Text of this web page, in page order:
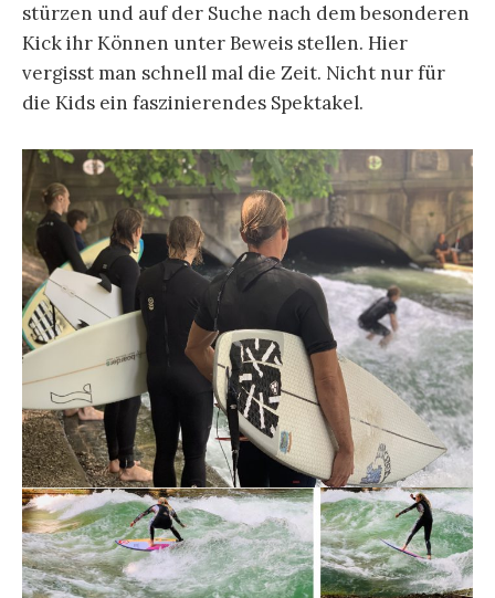
stürzen und auf der Suche nach dem besonderen
Kick ihr Können unter Beweis stellen. Hier
vergisst man schnell mal die Zeit. Nicht nur für
die Kids ein faszinierendes Spektakel.